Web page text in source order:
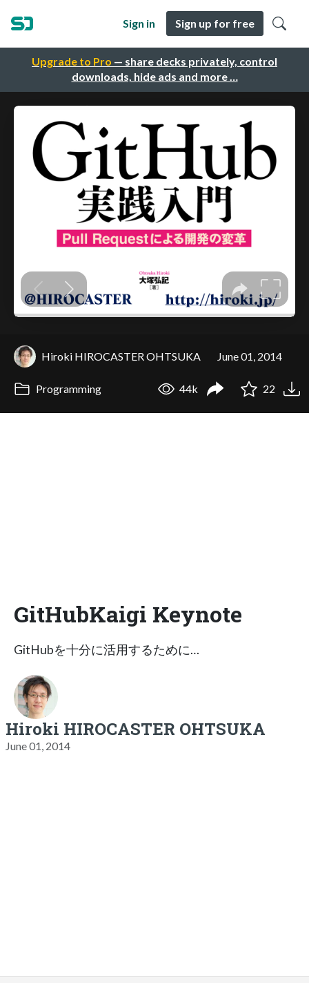
Upgrade to Pro — share decks privately, control
downloads, hide ads and more …
Sign in Sign up for free
Hiroki HIROCASTER OHTSUKA June 01, 2014
Programming 44k 22
GitHubKaigi Keynote
GitHubを十分に活用するために…
Hiroki HIROCASTER OHTSUKA
June 01, 2014